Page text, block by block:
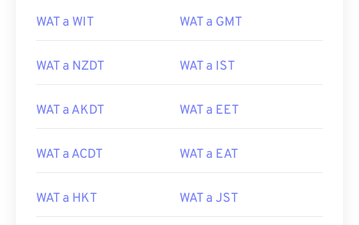
WAT a WIT WAT a GMT
WAT a NZDT WAT a IST
WAT a AKDT WAT a EET
WAT a ACDT WAT a EAT
WAT a HKT WAT a JST